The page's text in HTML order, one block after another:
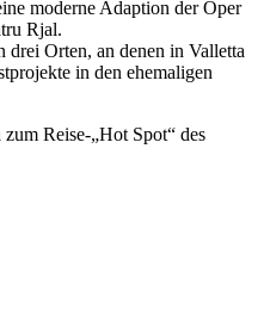
moderne Adaption der Oper
Rjal.
drei Orten, an denen in Valletta
in den ehemaligen
Reise-„Hot Spot“ des